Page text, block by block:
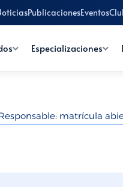
PublicacionesEventos
Especializaciones
matrícula